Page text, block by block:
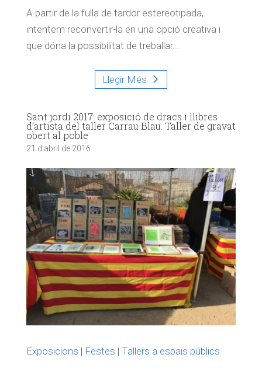
A partir de la fulla de tardor estereotipada,
intentem reconvertir-la en una opció creativa i
que dóna la possibilitat de treballar...
Llegir Més
Sant jordi 2017: exposició de dracs i llibres
d’artista del taller Carrau Blau. Taller de gravat
obert al poble
21 d'abril de 2016
Exposicions | Festes | Tallers a espais públics